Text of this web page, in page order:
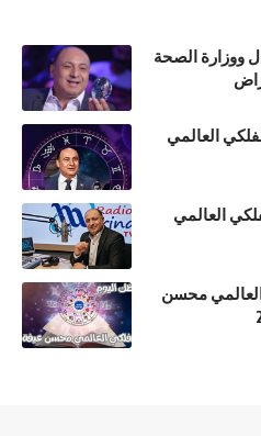
ووزارة الصحة
17 ديسمبر للفلكي العالمي
فيفري للفلكي العالمي
العالمي محسن